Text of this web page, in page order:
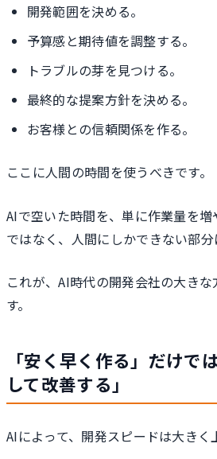
開発範囲を決める。
予算感と期待値を調整する。
トラブルの芽を見つける。
最終的な提案方針を決める。
お客様との信頼関係を作る。
ここに人間の時間を使うべきです。
AIで空いた時間を、単に作業量を
ではなく、人間にしかできない部分
これが、AI時代の開発会社の大き
す。
「安く早く作る」だけで
して改善する」
AIによって、開発スピードは大きく